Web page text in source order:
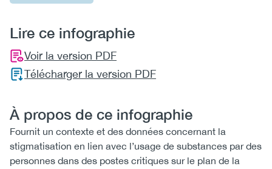
Lire ce infographie
Voir la version PDF
Télécharger la version PDF
À propos de ce infographie
Fournit un contexte et des données concernant la
stigmatisation en lien avec l’usage de substances par des
personnes dans des postes critiques sur le plan de la